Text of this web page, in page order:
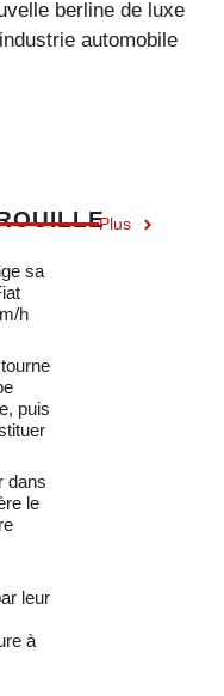
berline de luxe
automobile
Plus
sa
h
puis
dans
le
leur
à